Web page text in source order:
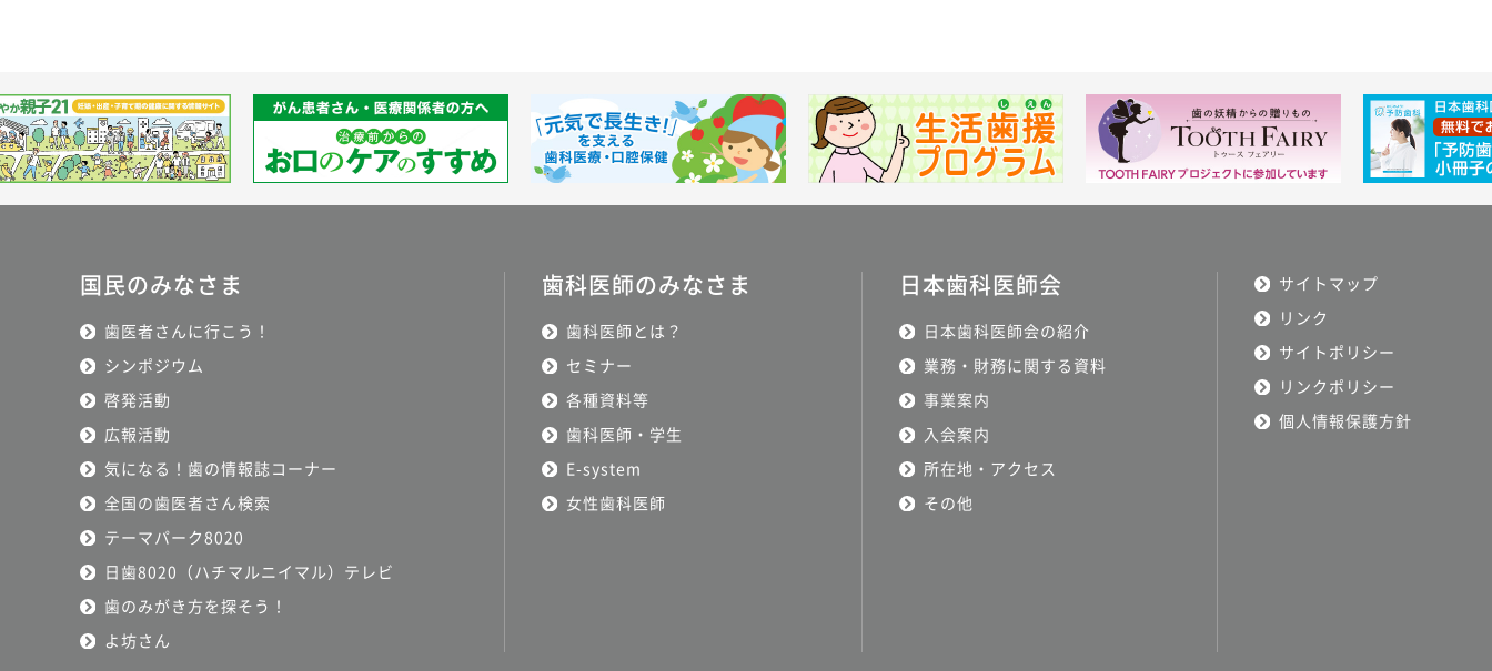
国民のみなさま
歯医者さんに行こう！
シンポジウム
啓発活動
広報活動
気になる！歯の情報誌コーナー
全国の歯医者さん検索
テーマパーク8020
日歯8020（ハチマルニイマル）テレビ
歯のみがき方を探そう！
よ坊さん
歯科医師のみなさま
歯科医師とは？
セミナー
各種資料等
歯科医師・学生
E-system
女性歯科医師
日本歯科医師会
日本歯科医師会の紹介
業務・財務に関する資料
事業案内
入会案内
所在地・アクセス
その他
サイトマップ
リンク
サイトポリシー
リンクポリシー
個人情報保護方針